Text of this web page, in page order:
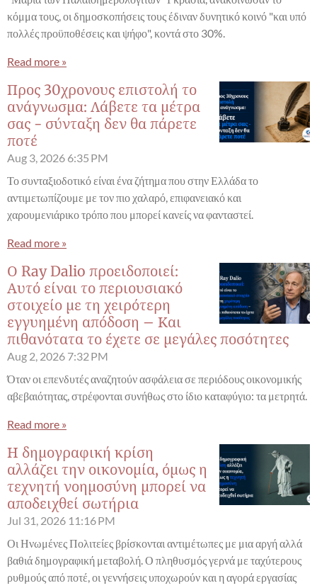
κόμμα τους, οι δημοσκοπήσεις τους έδιναν δυνητικό κοινό "και υπό
πολλές προϋποθέσεις και ψήφο", κοντά στο 30%.
Read more »
Προς 30χρονους επιστολή το
ανάγνωσμα: Λάβετε τα μέτρα
σας - σύνταξη δεν θα πάρετε
ποτέ
Aug 3, 2026 6:35 PM
Το συνταξιοδοτικό είναι ένα ζήτημα που στην Ελλάδα το
αντιμετωπίζουμε με τον πιο χαλαρό, επιφανειακό και
χαρουμενιάρικο τρόπο που μπορεί κανείς να φανταστεί.
Read more »
Ο Ray Dalio προειδοποιεί:
Αυτό είναι το περιουσιακό
στοιχείο με τη χειρότερη
εγγυημένη απόδοση – Και
πιθανότατα το έχετε σε μεγάλες ποσότητες
Aug 2, 2026 7:32 PM
Όταν οι επενδυτές αναζητούν ασφάλεια σε περιόδους οικονομικής
αβεβαιότητας, στρέφονται συνήθως στο ίδιο καταφύγιο: τα μετρητά.
Read more »
Η δημογραφική κρίση
αλλάζει την οικονομία, όμως η
τεχνητή νοημοσύνη μπορεί να
αποδειχθεί σωτήρια
Jul 31, 2026 11:16 PM
Οι Ηνωμένες Πολιτείες βρίσκονται αντιμέτωπες με μια αργή αλλά
βαθιά δημογραφική μεταβολή. Ο πληθυσμός γερνά με ταχύτερους
ρυθμούς από ποτέ, οι γεννήσεις υποχωρούν και η αγορά εργασίας